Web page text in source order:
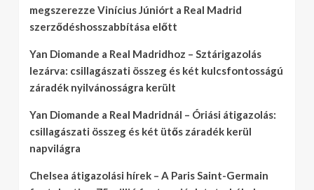
megszerezze Vinícius Júniórt a Real Madrid
szerződéshosszabbítása előtt
Yan Diomande a Real Madridhoz – Sztárigazolás
lezárva: csillagászati összeg és két kulcsfontosságú
záradék nyilvánosságra került
Yan Diomande a Real Madridnál – Óriási átigazolás:
csillagászati összeg és két ütős záradék kerül
napvilágra
Chelsea átigazolási hírek – A Paris Saint-Germain